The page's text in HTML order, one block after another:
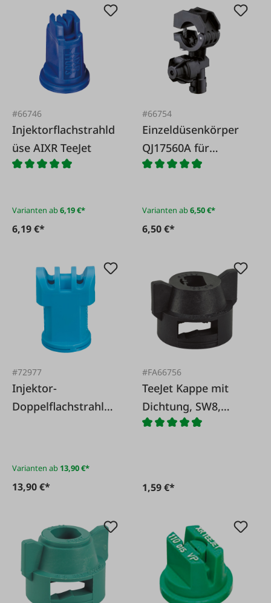
#66746
Injektorflachstrahld
üse AIXR TeeJet
Varianten ab6,19 €*
6,19 €*
#66754
Einzeldüsenkörper
QJ17560A für
Rohrleitungen
Varianten ab6,50 €*
6,50 €*
#72977
Injektor-
Doppelflachstrahldü
Varianten ab 13,90 €*
13,90 €*
#FA66756
TeeJet Kappe mit
Dichtung, SW8,
schwarz
1,59 €*